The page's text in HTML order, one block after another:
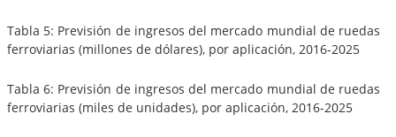
Tabla 5: Previsión de ingresos del mercado mundial de ruedas
ferroviarias (millones de dólares), por aplicación, 2016-2025
Tabla 6: Previsión de ingresos del mercado mundial de ruedas
ferroviarias (miles de unidades), por aplicación, 2016-2025